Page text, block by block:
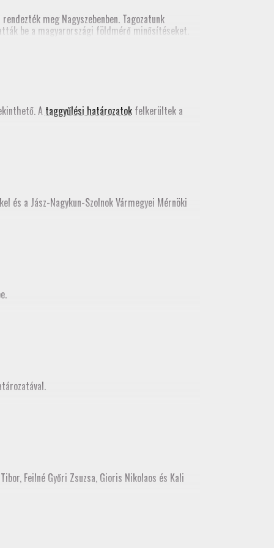
meg Nagyszebenben. Tagozatunk
be a magyarországi földmérő minősítéseket.
A taggyűlési határozatokfelkerültek a
és a Jász-Nagykun-Szolnok Vármegyei Mérnöki
Feilné Győri Zsuzsa, Gioris Nikolaos és Kali